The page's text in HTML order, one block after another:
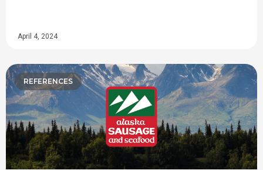
April 4, 2024
REFERENCES